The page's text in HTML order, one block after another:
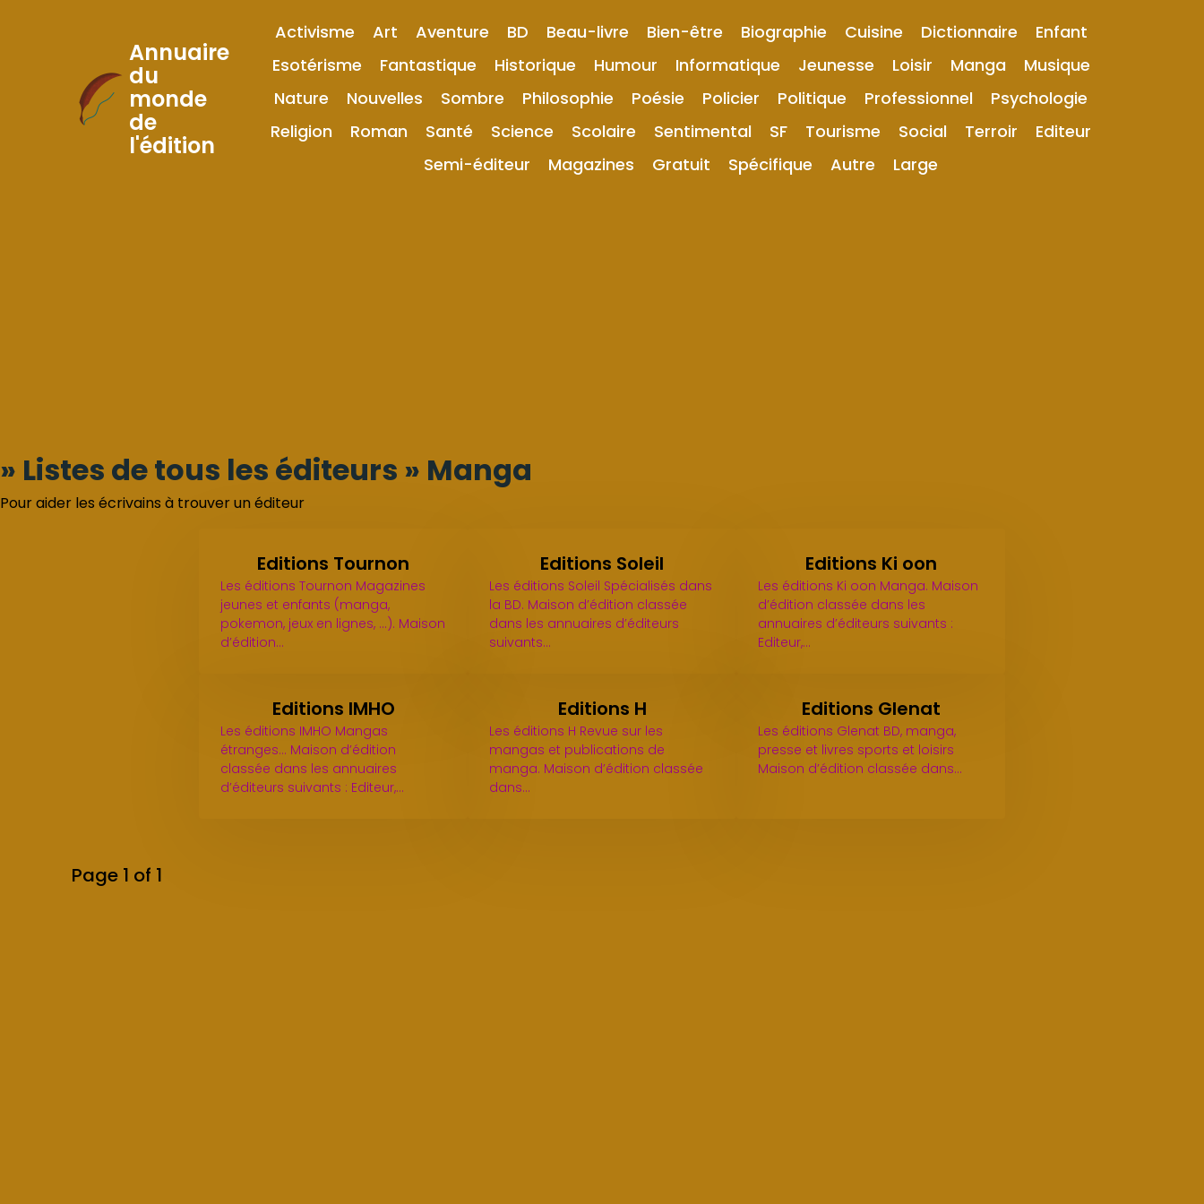
Skip
to
Content
Annuaire
du
monde
de
l'édition
Activisme Art Aventure BD Beau-livre Bien-être Biographie Cuisine Dictionnaire
Enfant
Esotérisme
Fantastique Historique Humour Informatique Jeunesse Loisir Manga
Musique
Nature
Nouvelles Sombre Philosophie Poésie Policier Politique Professionnel
Psychologie
Religion
Roman Santé Science Scolaire Sentimental SF Tourisme Social Terroir
Editeur
Semi-éditeur
Magazines Gratuit Spécifique Autre Large
» Listes de tous les éditeurs » Manga
Pour aider les écrivains à trouver un éditeur
Editions Tournon
Les éditions Tournon Magazines
jeunes et enfants (manga,
pokemon, jeux en lignes, ...). Maison
d’édition…
Editions Soleil
Les éditions Soleil Spécialisés dans
la BD. Maison d’édition classée
dans les annuaires d’éditeurs
suivants…
Editions Ki oon
Les éditions Ki oon Manga. Maison
d’édition classée dans les
annuaires d’éditeurs suivants :
Editeur,…
Editions IMHO
Les éditions IMHO Mangas
étranges... Maison d’édition
classée dans les annuaires
d’éditeurs suivants : Editeur,…
Editions H
Les éditions H Revue sur les
mangas et publications de
manga. Maison d’édition classée
dans…
Editions Glenat
Les éditions Glenat BD, manga,
presse et livres sports et loisirs
Maison d’édition classée dans…
Page 1 of 1